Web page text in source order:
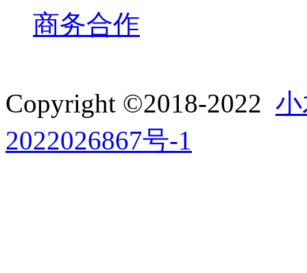
商务合作
Copyright ©2018-2022
2022026867号-1